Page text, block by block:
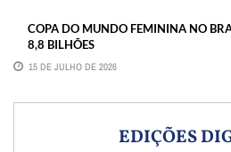
COPA DO MUNDO FEMININA NO
8,8 BILHÕES
15 DE JULHO DE 2026
EDIÇÕES